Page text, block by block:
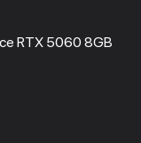
RTX 5060 8GB